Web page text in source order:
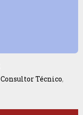
Consultor Técnico,